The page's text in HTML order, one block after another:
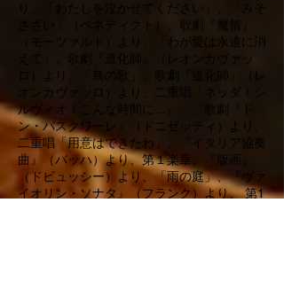
り、「わたしを泣かせてください」、「みそ
さざい」（ベネディクト）、歌劇『魔笛』
（モーツァルト）より、「わが愛は永遠に消
えて」、歌劇『道化師』（レオンカヴァッ
ロ）より、「鳥の歌」、歌劇『道化師』（レ
オンカヴァッロ）より、二重唱「ネッダ！シ
ルヴィオ！こんな時間に...」 、歌劇『ド
ン・パスクワーレ』（ドニゼッティ）より、
二重唱「用意はできたわ」、『イタリア協奏
曲』（バッハ）より、第１楽章、『版画』
（ドビュッシー）より、「雨の庭」、『ヴァ
イオリン・ソナタ』（フランク）より、 第1